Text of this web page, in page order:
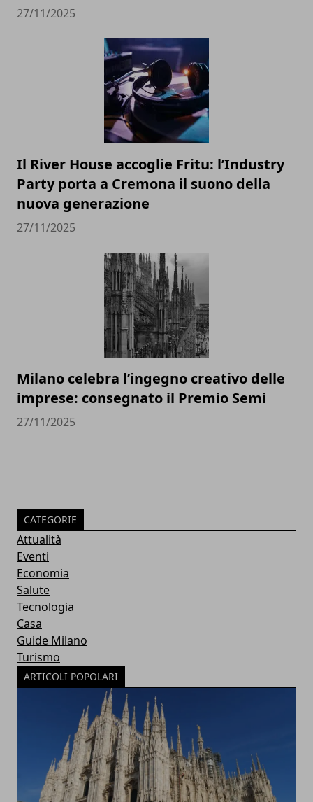
27/11/2025
Il River House accoglie Fritu: l’Industry
Party porta a Cremona il suono della
nuova generazione
27/11/2025
Milano celebra l’ingegno creativo delle
imprese: consegnato il Premio Semi
27/11/2025
CATEGORIE
Attualità
Eventi
Economia
Salute
Tecnologia
Casa
Guide Milano
Turismo
ARTICOLI POPOLARI